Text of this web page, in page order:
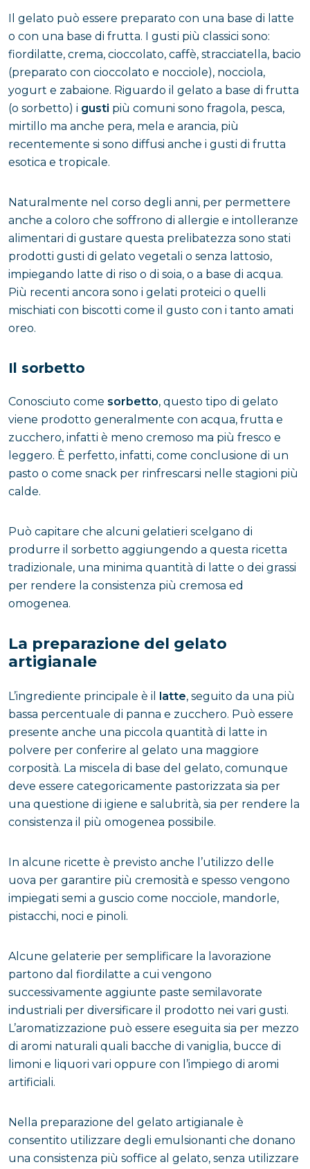
Il gelato può essere preparato con una base di latte
o con una base di frutta. I gusti più classici sono:
fiordilatte, crema, cioccolato, caffè, stracciatella, bacio
(preparato con cioccolato e nocciole), nocciola,
yogurt e zabaione. Riguardo il gelato a base di frutta
(o sorbetto) i gusti più comuni sono fragola, pesca,
mirtillo ma anche pera, mela e arancia, più
recentemente si sono diffusi anche i gusti di frutta
esotica e tropicale.
Naturalmente nel corso degli anni, per permettere
anche a coloro che soffrono di allergie e intolleranze
alimentari di gustare questa prelibatezza sono stati
prodotti gusti di gelato vegetali o senza lattosio,
impiegando latte di riso o di soia, o a base di acqua.
Più recenti ancora sono i gelati proteici o quelli
mischiati con biscotti come il gusto con i tanto amati
oreo.
Il sorbetto
Conosciuto come sorbetto, questo tipo di gelato
viene prodotto generalmente con acqua, frutta e
zucchero, infatti è meno cremoso ma più fresco e
leggero. È perfetto, infatti, come conclusione di un
pasto o come snack per rinfrescarsi nelle stagioni più
calde.
Può capitare che alcuni gelatieri scelgano di
produrre il sorbetto aggiungendo a questa ricetta
tradizionale, una minima quantità di latte o dei grassi
per rendere la consistenza più cremosa ed
omogenea.
La preparazione del gelato
artigianale
L’ingrediente principale è il latte, seguito da una più
bassa percentuale di panna e zucchero. Può essere
presente anche una piccola quantità di latte in
polvere per conferire al gelato una maggiore
corposità. La miscela di base del gelato, comunque
deve essere categoricamente pastorizzata sia per
una questione di igiene e salubrità, sia per rendere la
consistenza il più omogenea possibile.
In alcune ricette è previsto anche l’utilizzo delle
uova per garantire più cremosità e spesso vengono
impiegati semi a guscio come nocciole, mandorle,
pistacchi, noci e pinoli.
Alcune gelaterie per semplificare la lavorazione
partono dal fiordilatte a cui vengono
successivamente aggiunte paste semilavorate
industriali per diversificare il prodotto nei vari gusti.
L’aromatizzazione può essere eseguita sia per mezzo
di aromi naturali quali bacche di vaniglia, bucce di
limoni e liquori vari oppure con l’impiego di aromi
artificiali.
Nella preparazione del gelato artigianale è
consentito utilizzare degli emulsionanti che donano
una consistenza più soffice al gelato, senza utilizzare